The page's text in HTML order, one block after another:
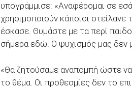
υπογράμμισε: «Αναφέρομαι σε
χρησιμοποιούν κάποιοι
έσκασε. Θυμάστε με τα περί
σήμερα εδώ. Ο ψυχισμός μας δεν
«Θα ζητούσαμε αναπομπή ώστε
το θέμα. Οι προθεσμίες δεν το